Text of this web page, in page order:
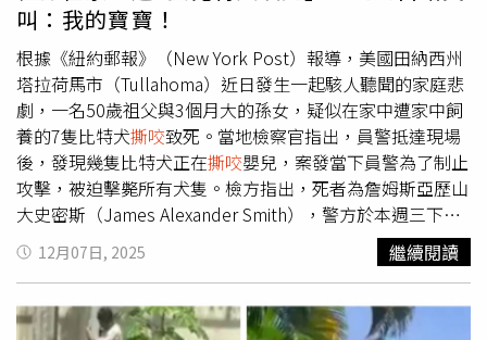
發生的風險。
叫：我的寶寶！
根據《紐約郵報》（New York Post）報導，美國田納西州
塔拉荷馬市（Tullahoma）近日發生一起駭人聽聞的家庭悲
劇，一名50歲祖父與3個月大的孫女，疑似在家中遭家中飼
養的7隻比特犬撕咬致死。當地檢察官指出，員警抵達現場
後，發現幾隻比特犬正在撕咬嬰兒，案發當下員警為了制止
攻擊，被迫擊斃所有犬隻。檢方指出，死者為詹姆斯亞歷山
大史密斯（James Alexander Smith），警方於本週三下午
接獲通報後趕抵其位於華倫街（Warren Street）的住家，
當時詹姆斯已明顯無生命跡象，而孫女則仍遭犬隻攻擊，最
終搶救不治。第十四司法區檢察官諾斯考特（Craig
Northcott）表示，現場情況極為慘烈，對第一線執法人員
12月07日, 2025 繼續閱讀